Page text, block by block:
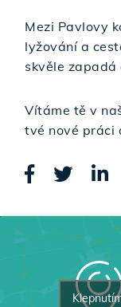
Mezi Pavlovy
lyžování a
skvěle zapadá
Vítáme tě v
tvé nové práci